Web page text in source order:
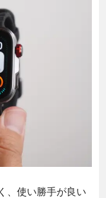
、使い勝手が良い